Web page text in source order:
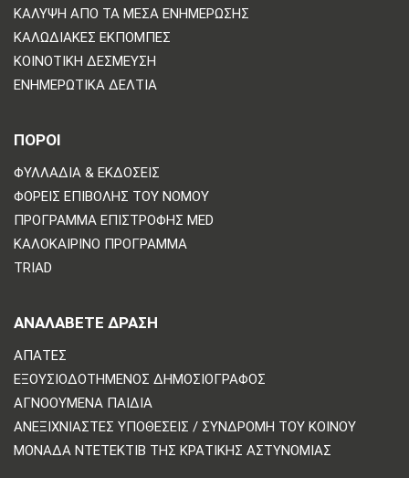
ΚΆΛΥΨΗ ΑΠΌ ΤΑ ΜΈΣΑ ΕΝΗΜΈΡΩΣΗΣ
ΚΑΛΩΔΙΑΚΈΣ ΕΚΠΟΜΠΈΣ
ΚΟΙΝΟΤΙΚΉ ΔΈΣΜΕΥΣΗ
ΕΝΗΜΕΡΩΤΙΚΆ ΔΕΛΤΊΑ
ΠΟΡΟΙ
ΦΥΛΛΆΔΙΑ & ΕΚΔΌΣΕΙΣ
ΦΟΡΕΊΣ ΕΠΙΒΟΛΉΣ ΤΟΥ ΝΌΜΟΥ
ΠΡΌΓΡΑΜΜΑ ΕΠΙΣΤΡΟΦΉΣ MED
ΚΑΛΟΚΑΙΡΙΝΌ ΠΡΌΓΡΑΜΜΑ
TRIAD
ΑΝΑΛΆΒΕΤΕ ΔΡΆΣΗ
ΑΠΆΤΕΣ
ΕΞΟΥΣΙΟΔΟΤΗΜΈΝΟΣ ΔΗΜΟΣΙΟΓΡΆΦΟΣ
ΑΓΝΟΟΎΜΕΝΑ ΠΑΙΔΙΆ
ΑΝΕΞΙΧΝΊΑΣΤΕΣ ΥΠΟΘΈΣΕΙΣ / ΣΥΝΔΡΟΜΉ ΤΟΥ ΚΟΙΝΟΎ
ΜΟΝΆΔΑ ΝΤΕΤΈΚΤΙΒ ΤΗΣ ΚΡΑΤΙΚΉΣ ΑΣΤΥΝΟΜΊΑΣ